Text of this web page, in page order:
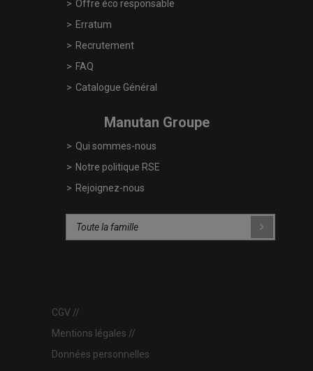
Offre éco responsable
Erratum
Recrutement
FAQ
Catalogue Général
Manutan Groupe
Qui sommes-nous
Notre politique RSE
Rejoignez-nous
CGV
Mentions légales
Données personnelles